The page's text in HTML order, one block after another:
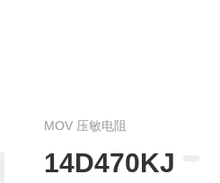
MOV 压敏电阻
14D470KJ